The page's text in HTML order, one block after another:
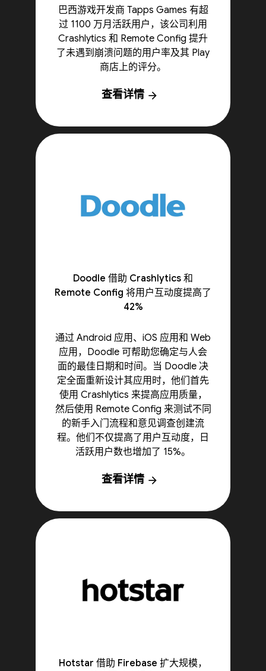
巴西游戏开发商 Tapps Games 有超
过 1100 万月活跃用户，该公司利用
Crashlytics 和 Remote Config 提升
了未遇到崩溃问题的用户率及其 Play
商店上的评分。
查看详情 arrow_forward
Doodle 借助 Crashlytics 和
Remote Config 将用户互动度提高了
42%
通过 Android 应用、iOS 应用和 Web
应用，Doodle 可帮助您确定与人会
面的最佳日期和时间。当 Doodle 决
定全面重新设计其应用时，他们首先
使用 Crashlytics 来提高应用质量，
然后使用 Remote Config 来测试不同
的新手入门流程和意见调查创建流
程。他们不仅提高了用户互动度，日
活跃用户数也增加了 15%。
查看详情 arrow_forward
Hotstar 借助 Firebase 扩大规模，